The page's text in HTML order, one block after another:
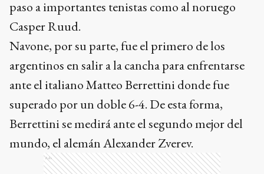
paso a importantes tenistas como al noruego
Casper Ruud.
Navone, por su parte, fue el primero de los
argentinos en salir a la cancha para enfrentarse
ante el italiano Matteo Berrettini donde fue
superado por un doble 6-4. De esta forma,
Berrettini se medirá ante el segundo mejor del
mundo, el alemán Alexander Zverev.
Ads